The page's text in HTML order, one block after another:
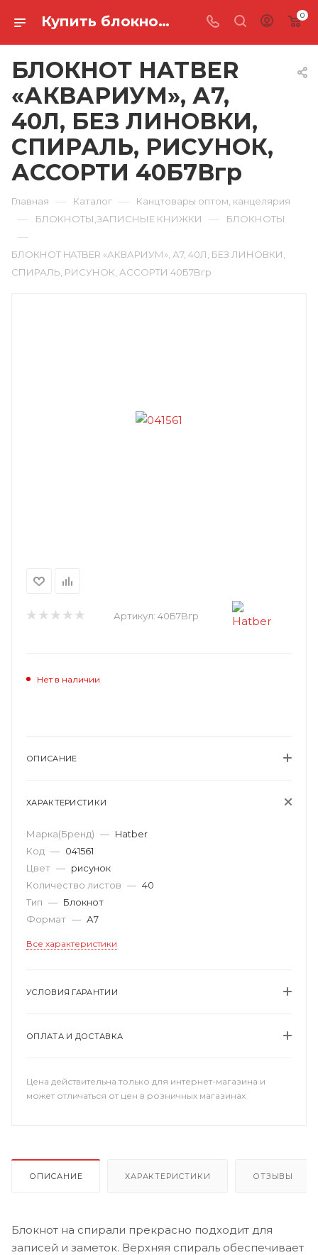
Купить блокнот hatber «аквариум», а7, 40л, без линовки, спираль, рисунок, ассорти 40Б7Bгр в Ростове-на-Дону 0
БЛОКНОТ HATBER
«АКВАРИУМ», А7,
40Л, БЕЗ ЛИНОВКИ,
СПИРАЛЬ, РИСУНОК,
АССОРТИ 40Б7Bгр
Главная — Каталог — Канцтовары оптом, канцелярия
— БЛОКНОТЫ,ЗАПИСНЫЕ КНИЖКИ — БЛОКНОТЫ
—
БЛОКНОТ HATBER «АКВАРИУМ», А7, 40Л, БЕЗ ЛИНОВКИ,
СПИРАЛЬ, РИСУНОК, АССОРТИ 40Б7Bгр
Артикул: 40Б7Bгр
Нет в наличии
ОПИСАНИЕ
ХАРАКТЕРИСТИКИ
Марка(Бренд) — Hatber
Код — 041561
Цвет — рисунок
Количество листов — 40
Тип — Блокнот
Формат — А7
Все характеристики
УСЛОВИЯ ГАРАНТИИ
ОПЛАТА И ДОСТАВКА
Цена действительна только для интернет-магазина и
может отличаться от цен в розничных магазинах
ОПИСАНИЕ ХАРАКТЕРИСТИКИ ОТЗЫВЫ
Блокнот на спирали прекрасно подходит для
записей и заметок. Верхняя спираль обеспечивает